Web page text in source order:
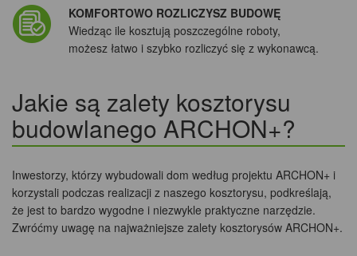
KOMFORTOWO ROZLICZYSZ BUDOWĘ
Wiedząc ile kosztują poszczególne roboty,
możesz łatwo i szybko rozliczyć się z wykonawcą.
Jakie są zalety kosztorysu
budowlanego ARCHON+?
Inwestorzy, którzy wybudowali dom według projektu ARCHON+ i
korzystali podczas realizacji z naszego kosztorysu, podkreślają,
że jest to bardzo wygodne i niezwykle praktyczne narzędzie.
Zwróćmy uwagę na najważniejsze zalety kosztorysów ARCHON+.